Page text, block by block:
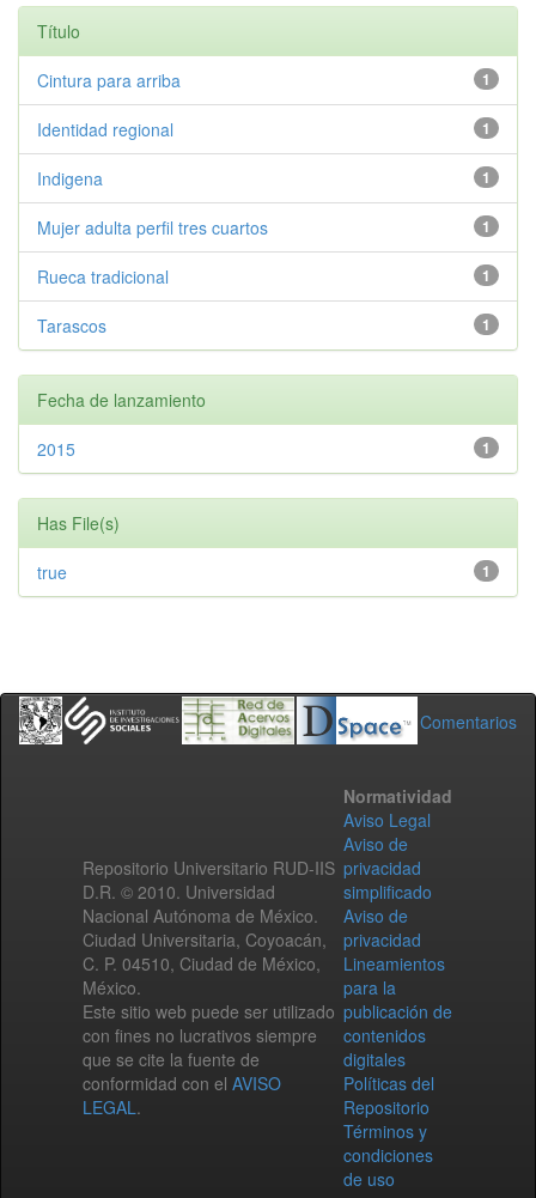
Título
1
Cintura para arriba
1
Identidad regional
1
Indigena
1
Mujer adulta perfil tres cuartos
1
Rueca tradicional
1
Tarascos
Fecha de lanzamiento
1
2015
Has File(s)
1
true
Comentarios
Repositorio Universitario RUD-IIS
D.R. © 2010. Universidad
Nacional Autónoma de México.
Ciudad Universitaria, Coyoacán,
C. P. 04510, Ciudad de México,
México.
Este sitio web puede ser utilizado
con fines no lucrativos siempre
que se cite la fuente de
conformidad con el AVISO
LEGAL.
Normatividad
Aviso Legal
Aviso de
privacidad
simplificado
Aviso de
privacidad
Lineamientos
para la
publicación de
contenidos
digitales
Políticas del
Repositorio
Términos y
condiciones
de uso